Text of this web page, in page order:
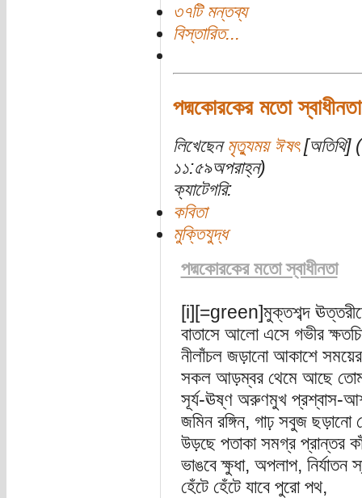
৩৭টি মন্তব্য
বিস্তারিত...
পদ্মকোরকের মতো স্বাধীনতা
লিখেছেন মৃত্যুময় ঈষৎ[অতিথি]
১১:৫৯অপরাহ্ন)
ক্যাটেগরি:
কবিতা
মুক্তিযুদ্ধ
পদ্মকোরকের মতো স্বাধীনতা
[i][=green]মুক্তশব্দ
বাতাসে আলো এসে গভীর
নীলাঁচল জড়ানো আকাশে
সকল আড়ম্বর থেমে আছে
সূর্য-ঊষ্ণ অরুণমুখ প্রশ্বাস-
জমিন রঙ্গিন, গাঢ় সবুজ ছড়ানো
উড়ছে পতাকা সমগ্র প্রান্তর
ভাঙবে ক্ষুধা, অপলাপ,
হেঁটে হেঁটে যাবে পুরো পথ,